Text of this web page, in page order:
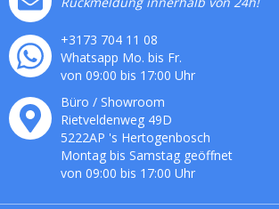
+3173 704 11 08
Whatsapp Mo. bis Fr.
von 09:00 bis 17:00 Uhr
Büro / Showroom
Rietveldenweg 49D
5222AP 's Hertogenbosch
Montag bis Samstag geöffnet
von 09:00 bis 17:00 Uhr